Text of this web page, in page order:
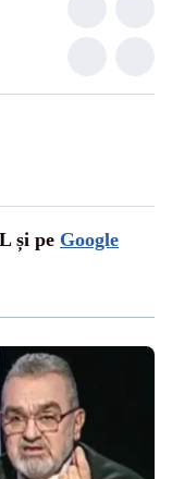
și pe Google